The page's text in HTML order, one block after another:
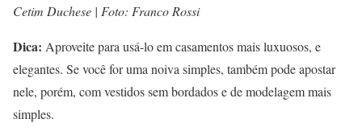
Cetim Duchese | Foto: Franco Rossi
Dica: Aproveite para usá-lo em casamentos mais luxuosos, e
elegantes. Se você for uma noiva simples, também pode apostar
nele, porém, com vestidos sem bordados e de modelagem mais
simples.